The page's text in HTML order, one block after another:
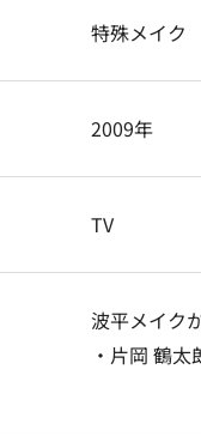
特殊メイク
2009年
TV
波平メイク
・片岡 鶴太